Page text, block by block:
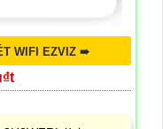
WIFI EZVIZ ➠